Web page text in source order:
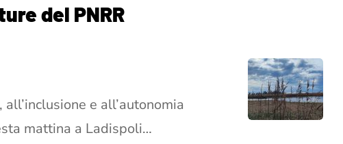
del PNRR
e all’autonomia
mattina a Ladispoli…